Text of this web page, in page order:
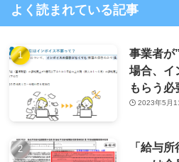
よく読まれている記事
事業者が
場合、イ
もらう必
2023年5月
「給与